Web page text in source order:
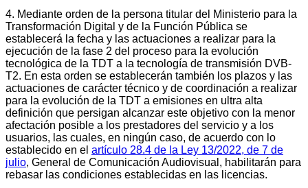
4. Mediante orden de la persona titular del Ministerio para la
Transformación Digital y de la Función Pública se
establecerá la fecha y las actuaciones a realizar para la
ejecución de la fase 2 del proceso para la evolución
tecnológica de la TDT a la tecnología de transmisión DVB-
T2. En esta orden se establecerán también los plazos y las
actuaciones de carácter técnico y de coordinación a realizar
para la evolución de la TDT a emisiones en ultra alta
definición que persigan alcanzar este objetivo con la menor
afectación posible a los prestadores del servicio y a los
usuarios, las cuales, en ningún caso, de acuerdo con lo
establecido en el artículo 28.4 de la Ley 13/2022, de 7 de
julio, General de Comunicación Audiovisual, habilitarán para
rebasar las condiciones establecidas en las licencias.